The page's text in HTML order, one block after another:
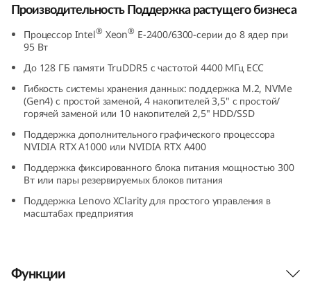
n
o
Производительность Поддержка растущего бизнеса
Процессор Intel® Xeon® E-2400/6300-серии до 8 ядер при
95 Вт
До 128 ГБ памяти TruDDR5 с частотой 4400 МГц ECC
Гибкость системы хранения данных: поддержка M.2, NVMe
(Gen4) с простой заменой, 4 накопителей 3,5" с простой/
горячей заменой или 10 накопителей 2,5" HDD/SSD
Поддержка дополнительного графического процессора
NVIDIA RTX A1000 или NVIDIA RTX A400
Поддержка фиксированного блока питания мощностью 300
Вт или пары резервируемых блоков питания
Поддержка Lenovo XClarity для простого управления в
масштабах предприятия
Функции